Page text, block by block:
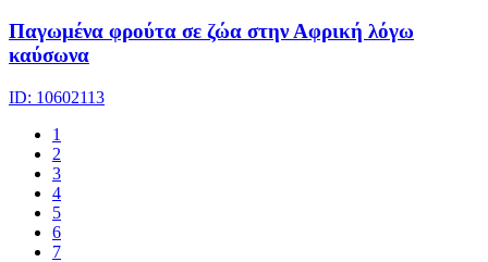
Παγωμένα φρούτα σε ζώα στην Αφρική λόγω
καύσωνα
ID: 10602113
1
2
3
4
5
6
7